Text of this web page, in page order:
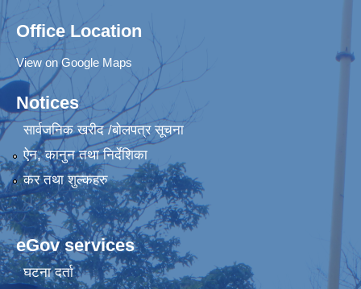
Office Location
View on Google Maps
Notices
सार्वजनिक खरीद /बोलपत्र सूचना
ऐन, कानुन तथा निर्देशिका
कर तथा शुल्कहरु
eGov services
घटना दर्ता